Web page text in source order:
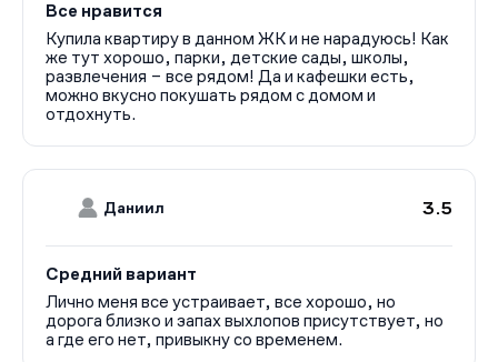
Все нравится
Купила квартиру в данном ЖК и не нарадуюсь! Как
же тут хорошо, парки, детские сады, школы,
развлечения – все рядом! Да и кафешки есть,
можно вкусно покушать рядом с домом и
отдохнуть.
Даниил 3.5
Средний вариант
Лично меня все устраивает, все хорошо, но
дорога близко и запах выхлопов присутствует, но
а где его нет, привыкну со временем.